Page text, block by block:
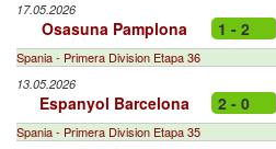
17.05.2026
Osasuna Pamplona 1 - 2
Spania - Primera Division Etapa 36
13.05.2026
Espanyol Barcelona 2 - 0
Spania - Primera Division Etapa 35